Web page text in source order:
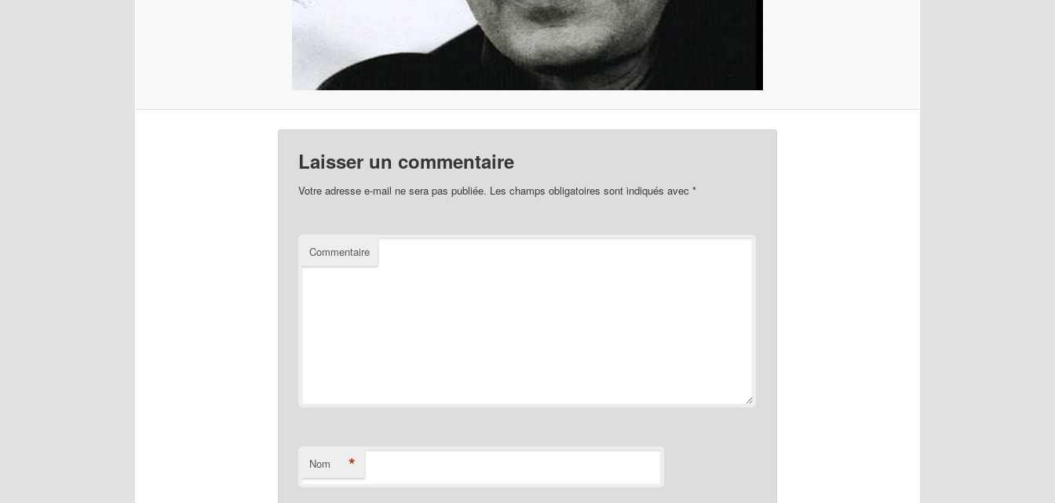
Laisser un commentaire
Votre adresse e-mail ne sera pas publiée. Les champs obligatoires sont indiqués avec *
Commentaire
Nom *